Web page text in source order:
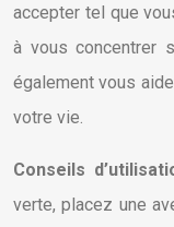
accepter tel que
à vous concentrer
également vous
votre vie.
Conseils
verte, placez une